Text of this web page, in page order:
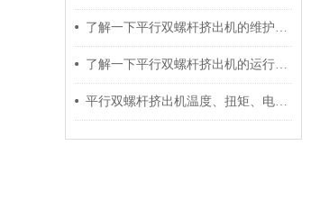
了解一下平行双螺杆挤出机的维护保养方法吧
了解一下平行双螺杆挤出机的运行过程吧
平行双螺杆挤出机温度、扭矩、电流控制要点